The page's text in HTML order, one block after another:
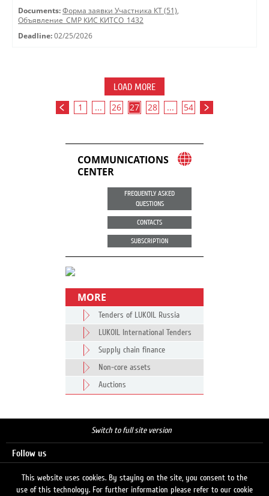
Documents: Форма заявки Участника КТ (51),
Объявление_СМР КИС КИТСО_1432
Deadline: 02/25/2026
LOAD MORE
1 ... 26 27 28 ... 54
COMMUNICATIONS
CENTER
FREQUENTLY ASKED
QUESTIONS
CONTACTS
SUBSCRIPTION
MORE
Tenders of LUKOIL Russia
LUKOIL International Tenders
Supply chain finance
Non-core assets
Auctions
Switch to full site version
Follow us
This website uses cookies. By staying on the site, you consent to the
use of this technology. For further information please refer to our cookie